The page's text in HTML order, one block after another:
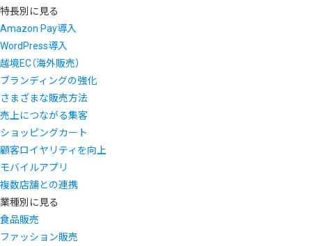
特長別に見る
Amazon Pay導入
WordPress導入
越境EC（海外販売）
ブランディングの強化
さまざまな販売方法
売上につながる集客
ショッピングカート
顧客ロイヤリティを向上
モバイルアプリ
複数店舗との連携
業種別に見る
食品販売
ファッション販売